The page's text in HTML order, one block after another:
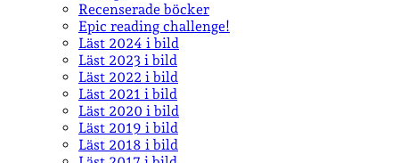
Recenserade böcker
Epic reading challenge!
Läst 2024 i bild
Läst 2023 i bild
Läst 2022 i bild
Läst 2021 i bild
Läst 2020 i bild
Läst 2019 i bild
Läst 2018 i bild